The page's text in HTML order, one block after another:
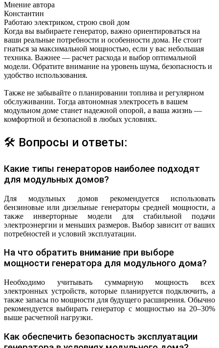
Мнение автора
Константин
Работаю электриком, строю свой дом
Когда вы выбираете генератор, важно ориентироваться на
ваши реальные потребности и особенности дома. Не стоит
гнаться за максимальной мощностью, если у вас небольшая
техника. Важнее — расчет расхода и выбор оптимальной
модели. Обратите внимание на уровень шума, безопасность и
удобство использования.
Также не забывайте о планировании топлива и регулярном
обслуживании. Тогда автономная электросеть в вашем
модульном доме станет надежной опорой, а ваша жизнь —
комфортной и безопасной в любых условиях.
🛠 Вопросы и ответы:
Какие типы генераторов наиболее подходят
для модульных домов?
Для модульных домов рекомендуется использовать
бензиновые или дизельные генераторы средней мощности, а
также инверторные модели для стабильной подачи
электроэнергии и меньших размеров. Выбор зависит от ваших
потребностей и условий эксплуатации.
На что обратить внимание при выборе
мощности генератора для модульного дома?
Необходимо учитывать суммарную мощность всех
электронных устройств, которые планируется подключить, а
также запасы по мощности для будущего расширения. Обычно
рекомендуется выбирать генератор с мощностью на 20–30%
выше расчетной нагрузки.
Как обеспечить безопасность эксплуатации